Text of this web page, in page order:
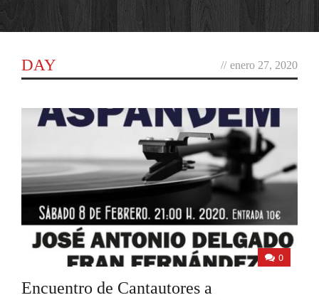
DAY // enero 27, 2020
0
Encuentro de Cantautores a